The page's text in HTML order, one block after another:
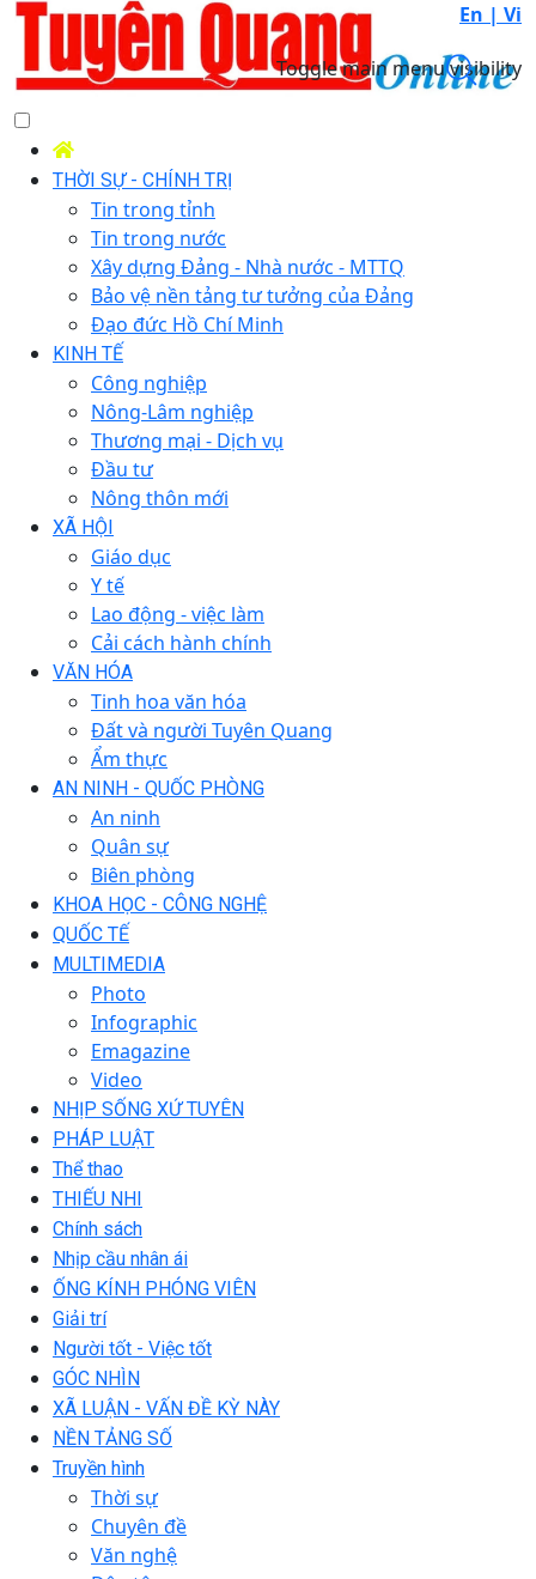
En | Vi
Toggle main menu visibility
THỜI SỰ - CHÍNH TRỊ
Tin trong tỉnh
Tin trong nước
Xây dựng Đảng - Nhà nước - MTTQ
Bảo vệ nền tảng tư tưởng của Đảng
Đạo đức Hồ Chí Minh
KINH TẾ
Công nghiệp
Nông-Lâm nghiệp
Thương mại - Dịch vụ
Đầu tư
Nông thôn mới
XÃ HỘI
Giáo dục
Y tế
Lao động - việc làm
Cải cách hành chính
VĂN HÓA
Tinh hoa văn hóa
Đất và người Tuyên Quang
Ẩm thực
AN NINH - QUỐC PHÒNG
An ninh
Quân sự
Biên phòng
KHOA HỌC - CÔNG NGHỆ
QUỐC TẾ
MULTIMEDIA
Photo
Infographic
Emagazine
Video
NHỊP SỐNG XỨ TUYÊN
PHÁP LUẬT
Thể thao
THIẾU NHI
Chính sách
Nhịp cầu nhân ái
ỐNG KÍNH PHÓNG VIÊN
Giải trí
Người tốt - Việc tốt
GÓC NHÌN
XÃ LUẬN - VẤN ĐỀ KỲ NÀY
NỀN TẢNG SỐ
Truyền hình
Thời sự
Chuyên đề
Văn nghệ